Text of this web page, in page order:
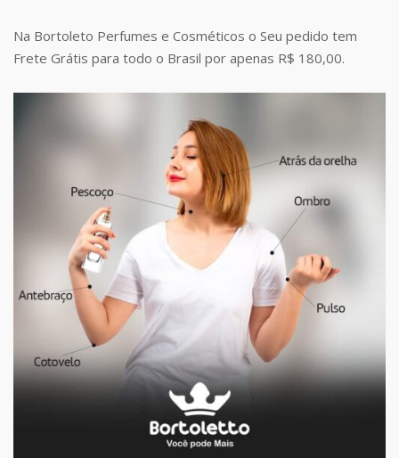
Na Bortoleto Perfumes e Cosméticos o Seu pedido tem
Frete Grátis para todo o Brasil por apenas R$ 180,00.